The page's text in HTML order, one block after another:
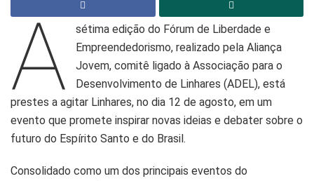
A
sétima edição do Fórum de Liberdade e
Empreendedorismo, realizado pela Aliança
Jovem, comitê ligado à Associação para o
Desenvolvimento de Linhares (ADEL), está
prestes a agitar Linhares, no dia 12 de agosto, em um
evento que promete inspirar novas ideias e debater sobre o
futuro do Espírito Santo e do Brasil.
Consolidado como um dos principais eventos do